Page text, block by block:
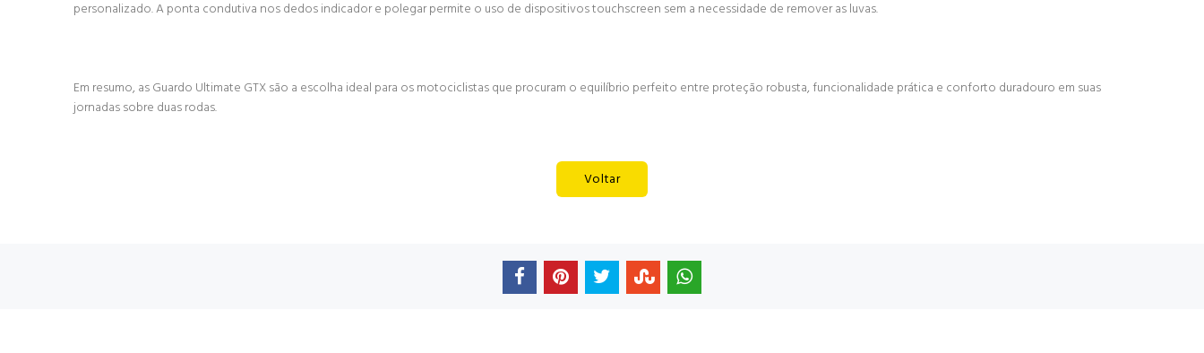
personalizado. A ponta condutiva nos dedos indicador e polegar permite o uso de dispositivos touchscreen sem a necessidade de remover as luvas.
Em resumo, as Guardo Ultimate GTX são a escolha ideal para os motociclistas que procuram o equilíbrio perfeito entre proteção robusta, funcionalidade prática e conforto duradouro em suas
jornadas sobre duas rodas.
Voltar